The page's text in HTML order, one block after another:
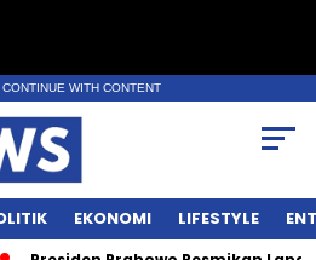
WITH CONTENT
EKONOMI LIFESTYLE